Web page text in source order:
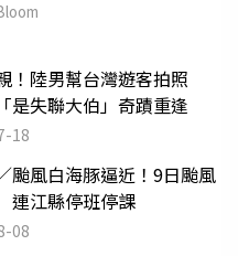
！陸男幫台灣遊客拍照
是失聯大伯」奇蹟重逢
18
颱風白海豚逼近！9日颱風
江縣停班停課
08